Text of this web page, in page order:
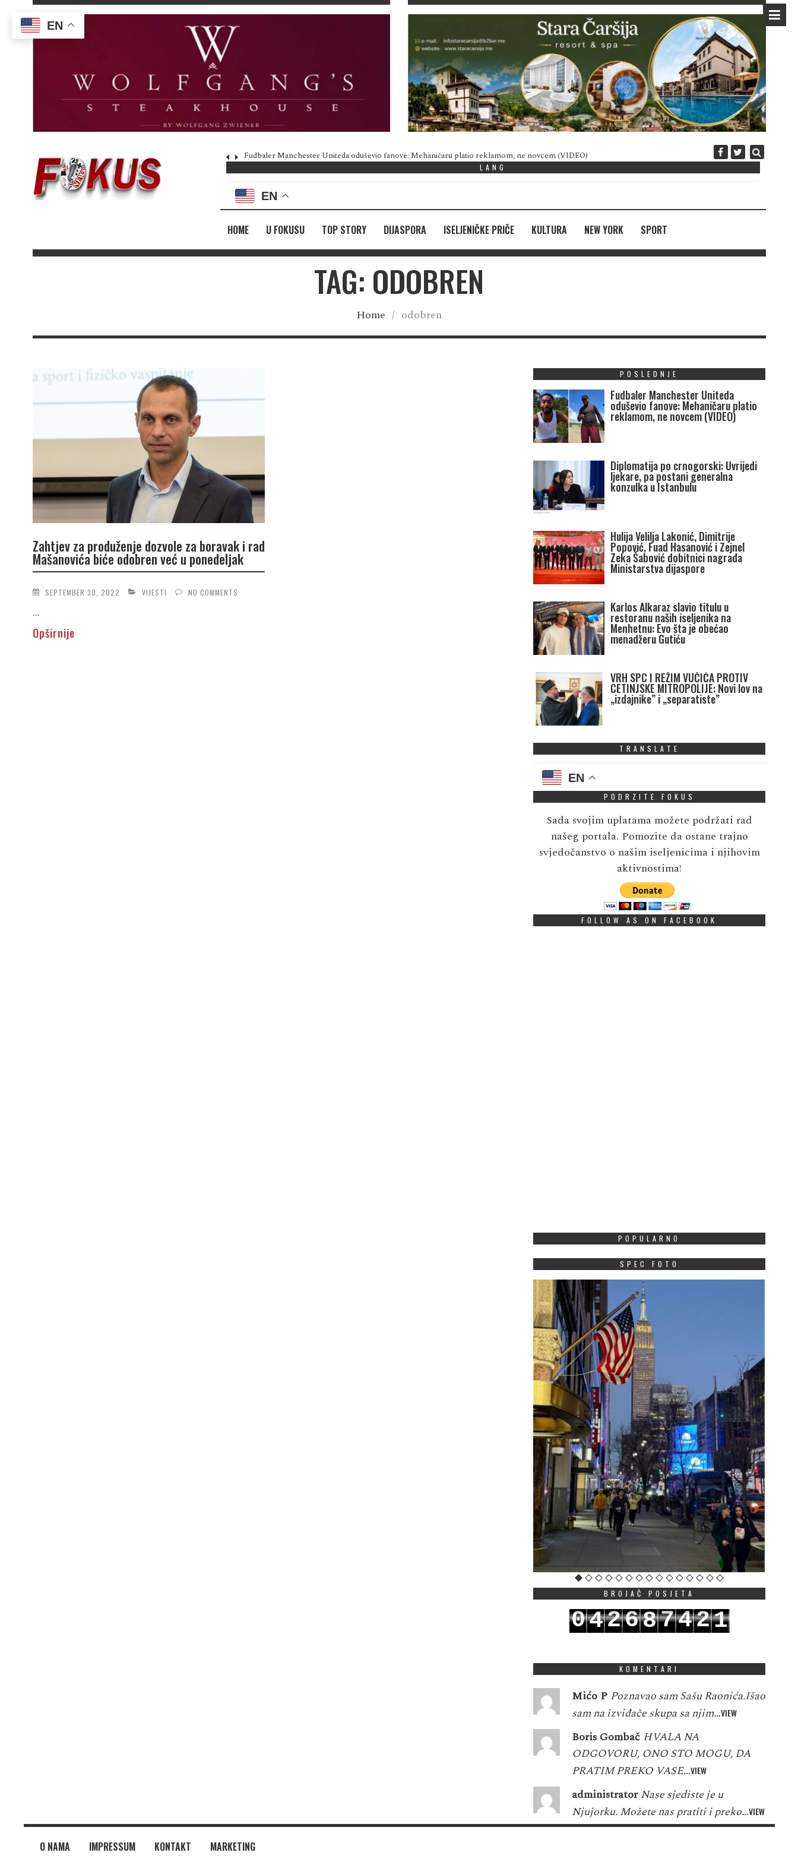
Fudbaler Manchester Uniteda oduševio fanove: Mehaničaru platio reklamom, ne novcem (VIDEO) Diplomatija po
LANG
EN
HOME U FOKUSU TOP STORY DIJASPORA ISELJENIČKE PRIČE KULTURA NEW YORK SPORT
TAG: ODOBREN
Home / odobren
Zahtjev za produženje dozvole za boravak i rad
Mašanovića biće odobren već u ponedeljak
SEPTEMBER 30, 2022 VIJESTI NO COMMENTS
...
Opširnije
POSLEDNJE
Fudbaler Manchester Uniteda
oduševio fanove: Mehaničaru platio
reklamom, ne novcem (VIDEO)
Diplomatija po crnogorski: Uvrijedi
ljekare, pa postani generalna
konzulka u Istanbulu
Hulija Velilja Lakonić, Dimitrije
Popović, Fuad Hasanović i Zejnel
Zeka Šabović dobitnici nagrada
Ministarstva dijaspore
Karlos Alkaraz slavio titulu u
restoranu naših iseljenika na
Menhetnu: Evo šta je obećao
menadžeru Gutiću
VRH SPC I REŽIM VUČIĆA PROTIV
CETINJSKE MITROPOLIJE: Novi lov na
„izdajnike” i „separatiste”
TRANSLATE
EN
PODRZITE FOKUS
Sada svojim uplatama možete podržati rad
našeg portala. Pomozite da ostane trajno
svjedočanstvo o našim iseljenicima i njihovim
aktivnostima!
FOLLOW AS ON FACEBOOK
POPULARNO
SPEC FOTO
BROJAČ POSJETA
042687421
KOMENTARI
Mićo P Poznavao sam Sašu Raonića.Išao
sam na izviđače skupa sa njim…VIEW
Boris Gombač HVALA NA
ODGOVORU, ONO STO MOGU, DA
PRATIM PREKO VASE…VIEW
administrator Nase sjediste je u
Njujorku. Možete nas pratiti i preko…VIEW
O NAMA IMPRESSUM KONTAKT MARKETING
EN